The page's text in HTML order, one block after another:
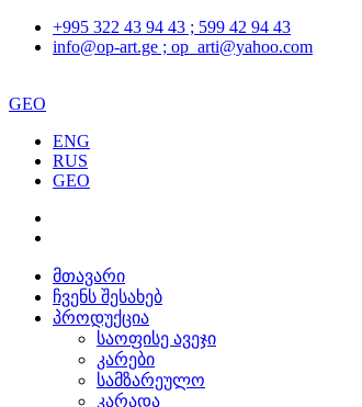
+995 322 43 94 43 ; 599 42 94 43
info@op-art.ge ; op_arti@yahoo.com
GEO
ENG
RUS
GEO
მთავარი
ჩვენს შესახებ
პროდუქცია
საოფისე ავეჯი
კარები
სამზარეულო
კარადა